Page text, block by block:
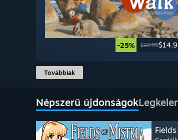
-25% $19.99
Továbbiak
Népszerű újdonságok